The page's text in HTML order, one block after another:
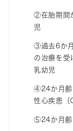
②在胎期間
児
③過去6か
の治療を受
乳幼児
④24か月齢
性心疾患（
⑤24か月齢